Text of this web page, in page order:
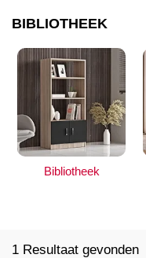
BIBLIOTHEEK
Bibliotheek
1 Resultaat gevonden